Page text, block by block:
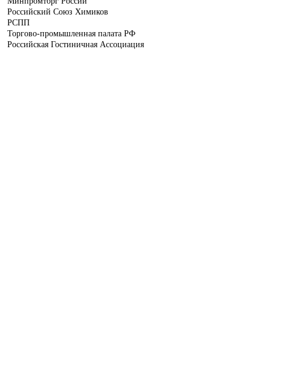
Российский Союз Химиков
РСПП
Торгово-промышленная палата РФ
Российская Гостиничная Ассоциация